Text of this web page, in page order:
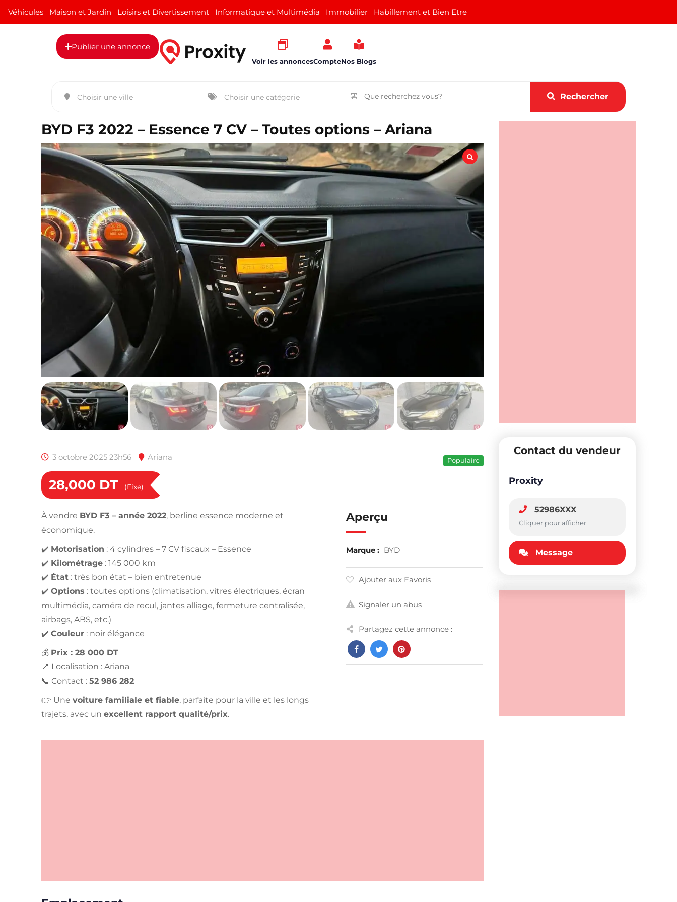
Véhicules Maison et Jardin Loisirs et Divertissement Informatique et Multimédia Immobilier Habillement et Bien Etre
Publier une annonce
Voir les annoncesCompteNos Blogs
Rechercher
BYD F3 2022 – Essence 7 CV – Toutes options – Ariana
3 octobre 2025 23h56 Ariana Populaire
28,000 DT (Fixe)
À vendre BYD F3 – année 2022, berline essence moderne et
économique.
✔️ Motorisation : 4 cylindres – 7 CV fiscaux – Essence
✔️ Kilométrage : 145 000 km
✔️ État : très bon état – bien entretenue
✔️ Options : toutes options (climatisation, vitres électriques, écran
multimédia, caméra de recul, jantes alliage, fermeture centralisée,
airbags, ABS, etc.)
✔️ Couleur : noir élégance
💰 Prix : 28 000 DT
📍 Localisation : Ariana
📞 Contact : 52 986 282
👉 Une voiture familiale et fiable, parfaite pour la ville et les longs
trajets, avec un excellent rapport qualité/prix.
Aperçu
Marque : BYD
Ajouter aux Favoris
Signaler un abus
Partagez cette annonce :
Contact du vendeur
Proxity
52986XXX
Cliquer pour afficher
Message